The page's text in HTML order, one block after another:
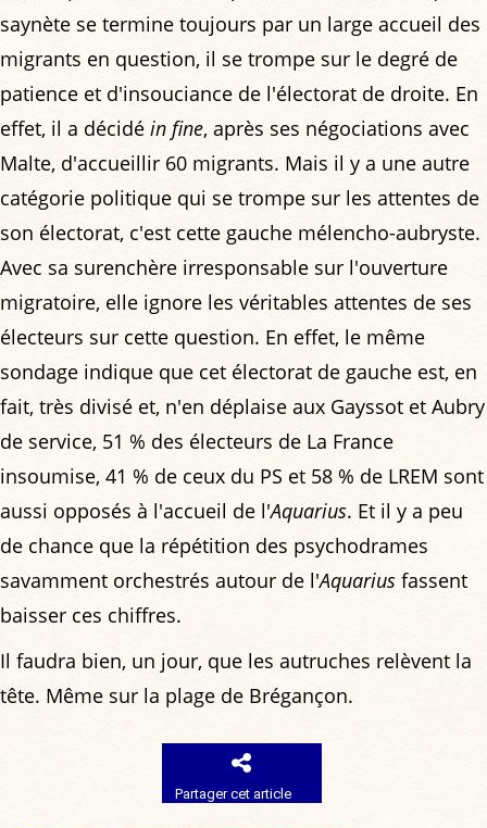
saynète se termine toujours par un large accueil des
migrants en question, il se trompe sur le degré de
patience et d'insouciance de l'électorat de droite. En
effet, il a décidé in fine, après ses négociations avec
Malte, d'accueillir 60 migrants. Mais il y a une autre
catégorie politique qui se trompe sur les attentes de
son électorat, c'est cette gauche mélencho-aubryste.
Avec sa surenchère irresponsable sur l'ouverture
migratoire, elle ignore les véritables attentes de ses
électeurs sur cette question. En effet, le même
sondage indique que cet électorat de gauche est, en
fait, très divisé et, n'en déplaise aux Gayssot et Aubry
de service, 51 % des électeurs de La France
insoumise, 41 % de ceux du PS et 58 % de LREM sont
aussi opposés à l'accueil de l'Aquarius. Et il y a peu
de chance que la répétition des psychodrames
savamment orchestrés autour de l'Aquarius fassent
baisser ces chiffres.
Il faudra bien, un jour, que les autruches relèvent la
tête. Même sur la plage de Brégançon.
Partager cet article